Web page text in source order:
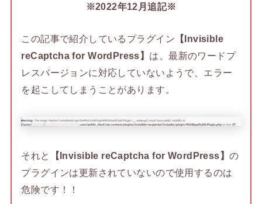
※2022年12月追記※
この記事で紹介しているプラグイン 【Invisible
reCaptcha for WordPress】 は、最新のワードプ
レスバージョンに対応していないようで、エラー
を起こしてしまうことがあります。
それと 【Invisible reCaptcha for WordPress】の
プラグインは更新されていないので使用するのは
危険です！！